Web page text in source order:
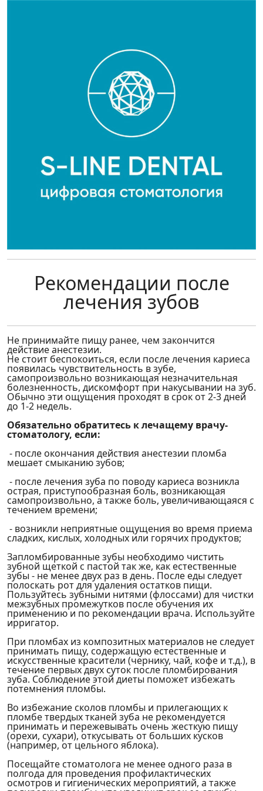
Рекомендации после
лечения зубов
Не принимайте пищу ранее, чем закончится
действие анестезии.
Не стоит беспокоиться, если после лечения кариеса
появилась чувствительность в зубе,
самопроизвольно возникающая незначительная
болезненность, дискомфорт при накусывании на зуб.
Обычно эти ощущения проходят в срок от 2-3 дней
до 1-2 недель.
Обязательно обратитесь к лечащему врачу-
стоматологу, если:
- после окончания действия анестезии пломба
мешает смыканию зубов;
- после лечения зуба по поводу кариеса возникла
острая, приступообразная боль, возникающая
самопроизвольно, а также боль, увеличивающаяся с
течением времени;
- возникли неприятные ощущения во время приема
сладких, кислых, холодных или горячих продуктов;
Запломбированные зубы необходимо чистить
зубной щеткой с пастой так же, как естественные
зубы - не менее двух раз в день. После еды следует
полоскать рот для удаления остатков пищи.
Пользуйтесь зубными нитями (флоссами) для чистки
межзубных промежутков после обучения их
применению и по рекомендации врача. Используйте
ирригатор.
При пломбах из композитных материалов не следует
принимать пищу, содержащую естественные и
искусственные красители (чернику, чай, кофе и т.д.), в
течение первых двух суток после пломбирования
зуба. Соблюдение этой диеты поможет избежать
потемнения пломбы.
Во избежание сколов пломбы и прилегающих к
пломбе твердых тканей зуба не рекомендуется
принимать и пережевывать очень жесткую пищу
(орехи, сухари), откусывать от больших кусков
(например, от цельного яблока).
Посещайте стоматолога не менее одного раза в
полгода для проведения профилактических
осмотров и гигиенических мероприятий, а также